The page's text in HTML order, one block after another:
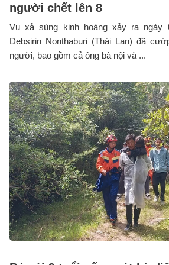
người chết lên 8
Vụ xả súng kinh hoàng xảy ra ngày
Debsirin Nonthaburi (Thái Lan) đã
người, bao gồm cả ông bà nội và ...